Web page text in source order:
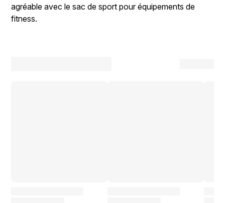
agréable avec le sac de sport pour équipements de
fitness.